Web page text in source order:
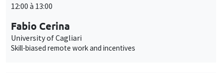
12:00 à 13:00
Fabio Cerina
University of Cagliari
Skill-biased remote work and incentives